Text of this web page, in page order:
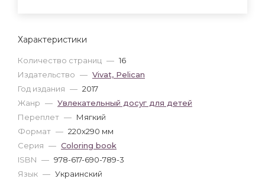
Характеристики
Количество страниц — 16
Издательство — Vivat, Pelican
Год издания — 2017
Жанр — Увлекательный досуг для детей
Переплет — Мягкий
Формат — 220x290 мм
Серия — Coloring book
ISBN — 978-617-690-789-3
Язык — Украинский